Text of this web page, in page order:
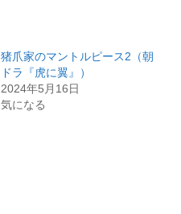
猪爪家のマントルピース2（朝
ドラ『虎に翼』）
2024年5月16日
気になる